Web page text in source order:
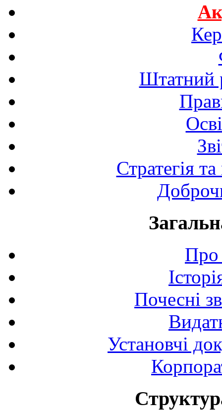
Штатний
Стратегія
Про
Почесні
Установчі